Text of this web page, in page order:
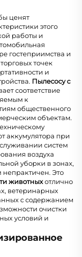
ценят
этого
работы и
гостеприимства и
точек
и
Пылесосу с
соответствие
к
общественного
объектам.
аккумулятора при
систем
воздуха
уборки в зонах,
непрактичен. Это
животныхотлично
ветеринарных
с содержанием
очистки
условий и